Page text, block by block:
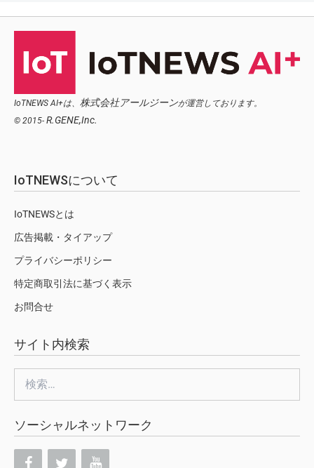
IoTNEWS AI+は、 株式会社アールジーンが運営しております。
© 2015- R.GENE,Inc.
IoTNEWSについて
IoTNEWSとは
広告掲載・タイアップ
プライバシーポリシー
特定商取引法に基づく表示
お問合せ
サイト内検索
索:
ソーシャルネットワーク